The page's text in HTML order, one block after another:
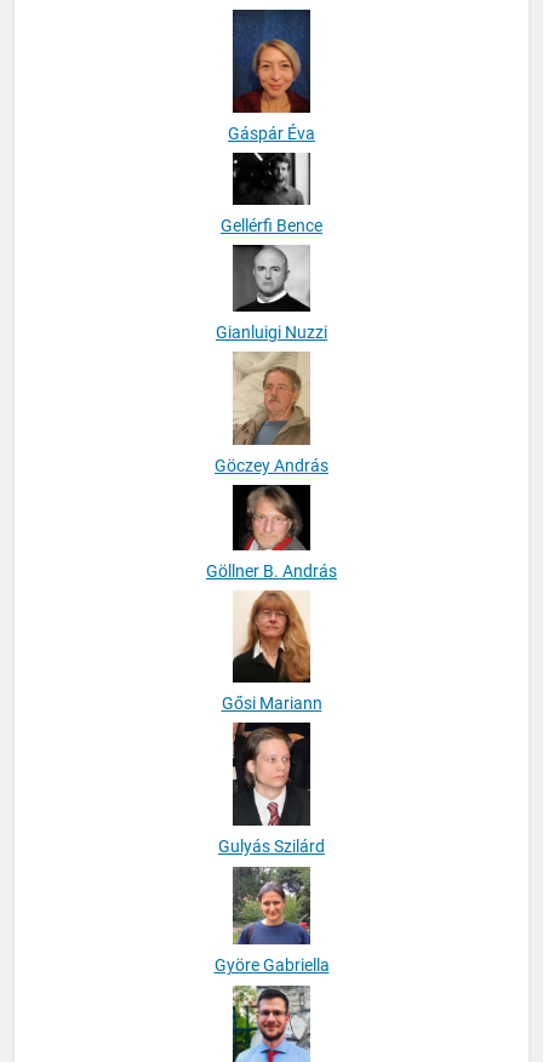
Galánfi Csaba
Gáspár Éva
Gellérfi Bence
Gianluigi Nuzzi
Göczey András
Göllner B. András
Gősi Mariann
Gulyás Szilárd
Györe Gabriella